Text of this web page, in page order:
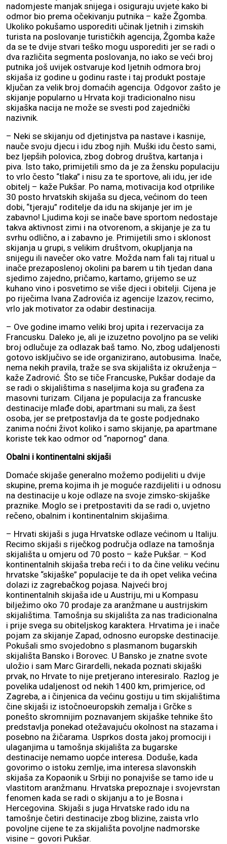
nadomjeste manjak snijega i osiguraju uvjete kako bi
odmor bio prema očekivanju putnika – kaže Žgomba.
Ukoliko pokušamo usporediti učinak ljetnih i zimskih
turista na poslovanje turističkih agencija, Žgomba kaže
da se te dvije stvari teško mogu usporediti jer se radi o
dva različita segmenta poslovanja, no iako se veći broj
putnika još uvijek ostvaruje kod ljetnih odmora broj
skijaša iz godine u godinu raste i taj produkt postaje
ključan za velik broj domaćih agencija. Odgovor zašto je
skijanje popularno u Hrvata koji tradicionalno nisu
skijaška nacija ne može se svesti pod zajednički
nazivnik.
– Neki se skijanju od djetinjstva pa nastave i kasnije,
nauče svoju djecu i idu zbog njih. Muški idu često sami,
bez ljepših polovica, zbog dobrog društva, kartanja i
piva. Isto tako, primijetili smo da je za žensku populaciju
to vrlo često “tlaka” i nisu za te sportove, ali idu, jer ide
obitelj – kaže Pukšar. Po nama, motivacija kod otprilike
30 posto hrvatskih skijaša su djeca, većinom do teen
dobi, “tjeraju” roditelje da idu na skijanje jer im je
zabavno! Ljudima koji se inače bave sportom nedostaje
takva aktivnost zimi i na otvorenom, a skijanje je za tu
svrhu odlično, a i zabavno je. Primijetili smo i sklonost
skijanja u grupi, s velikim društvom, okupljanja na
snijegu ili navečer oko vatre. Možda nam fali taj ritual u
inače prezaposlenoj okolini pa barem u tih tjedan dana
sjedimo zajedno, pričamo, kartamo, grijemo se uz
kuhano vino i posvetimo se više djeci i obitelji. Cijena je
po riječima Ivana Zadrovića iz agencije Izazov, recimo,
vrlo jak motivator za odabir destinacija.
– Ove godine imamo veliki broj upita i rezervacija za
Francusku. Daleko je, ali je izuzetno povoljno pa se veliki
broj odlučuje za odlazak baš tamo. No, zbog udaljenosti
gotovo isključivo se ide organizirano, autobusima. Inače,
nema nekih pravila, traže se sva skijališta iz okruženja –
kaže Zadrović. Što se tiče Francuske, Pukšar dodaje da
se radi o skijalištima s naseljima koja su građena za
masovni turizam. Ciljana je populacija za francuske
destinacije mlađe dobi, apartmani su mali, za šest
osoba, jer se pretpostavlja da te goste podjednako
zanima noćni život koliko i samo skijanje, pa apartmane
koriste tek kao odmor od “napornog” dana.
Obalni i kontinentalni skijaši
Domaće skijaše generalno možemo podijeliti u dvije
skupine, prema kojima ih je moguće razdijeliti i u odnosu
na destinacije u koje odlaze na svoje zimsko-skijaške
praznike. Moglo se i pretpostaviti da se radi o, uvjetno
rečeno, obalnim i kontinentalnim skijašima.
– Hrvati skijaši s juga Hrvatske odlaze većinom u Italiju.
Recimo skijaši s riječkog područja odlaze na tamošnja
skijališta u omjeru od 70 posto – kaže Pukšar. – Kod
kontinentalnih skijaša treba reći i to da čine veliku većinu
hrvatske “skijaške” populacije te da ih opet velika većina
dolazi iz zagrebačkog pojasa. Najveći broj
kontinentalnih skijaša ide u Austriju, mi u Kompasu
bilježimo oko 70 prodaje za aranžmane u austrijskim
skijalištima. Tamošnja su skijališta za nas tradicionalna
i prije svega su obiteljskog karaktera. Hrvatima je i inače
pojam za skijanje Zapad, odnosno europske destinacije.
Pokušali smo svojedobno s plasmanom bugarskih
skijališta Bansko i Borovec. U Bansko je znatne svote
uložio i sam Marc Girardelli, nekada poznati skijaški
prvak, no Hrvate to nije pretjerano interesiralo. Razlog je
povelika udaljenost od nekih 1400 km, primjerice, od
Zagreba, a i činjenica da većinu gostiju u tim skijalištima
čine skijaši iz istočnoeuropskih zemalja i Grčke s
ponešto skromnijim poznavanjem skijaške tehnike što
predstavlja ponekad otežavajuću okolnost na stazama i
posebno na žičarama. Usprkos dosta jakoj promociji i
ulaganjima u tamošnja skijališta za bugarske
destinacije nemamo uopće interesa. Doduše, kada
govorimo o istoku zemlje, ima interesa slavonskih
skijaša za Kopaonik u Srbiji no ponajviše se tamo ide u
vlastitom aranžmanu. Hrvatska prepoznaje i svojevrstan
fenomen kada se radi o skijanju a to je Bosna i
Hercegovina. Skijaši s juga Hrvatske rado idu na
tamošnje četiri destinacije zbog blizine, zaista vrlo
povoljne cijene te za skijališta povoljne nadmorske
visine – govori Pukšar.